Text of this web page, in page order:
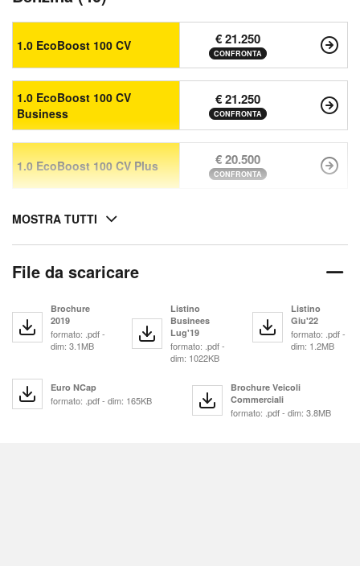
1.0 EcoBoost 100 CV € 21.250
CONFRONTA
1.0 EcoBoost 100 CV
Business
€ 21.250
CONFRONTA
1.0 EcoBoost 100 CV Plus € 20.500
CONFRONTA
MOSTRA TUTTI
File da scaricare
Brochure
2019
formato: .pdf -
dim: 3.1MB
Listino
Businees
Lug'19
formato: .pdf -
dim: 1022KB
Listino
Giu'22
formato: .pdf -
dim: 1.2MB
Euro NCap
formato: .pdf - dim: 165KB
Brochure Veicoli
Commerciali
formato: .pdf - dim: 3.8MB